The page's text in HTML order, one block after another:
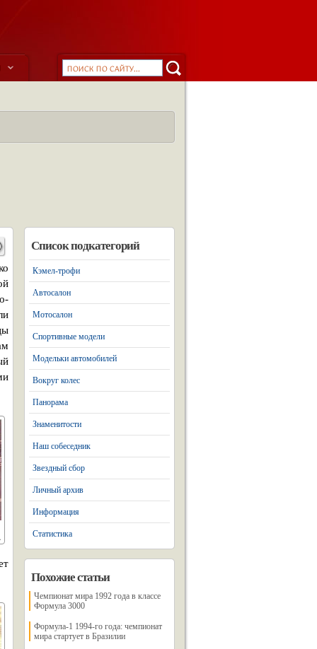
Список подкатегорий
Кэмел-трофи
Автосалон
Мотосалон
Спортивные модели
Модельки автомобилей
Вокруг колес
Панорама
Знаменитости
Наш собеседник
Звездный сбор
Личный архив
Информация
Статистика
Похожие статьи
Чемпионат мира 1992 года в классе
Формула 3000
Формула-1 1994-го года: чемпионат
мира стартует в Бразилии